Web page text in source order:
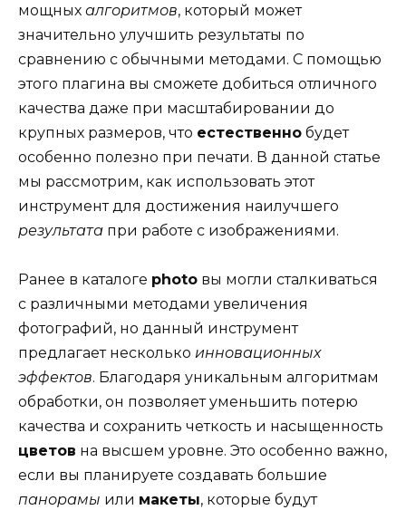
мощных алгоритмов, который может
значительно улучшить результаты по
сравнению с обычными методами. С помощью
этого плагина вы сможете добиться отличного
качества даже при масштабировании до
крупных размеров, что естественно будет
особенно полезно при печати. В данной статье
мы рассмотрим, как использовать этот
инструмент для достижения наилучшего
результата при работе с изображениями.
Ранее в каталоге photo вы могли сталкиваться
с различными методами увеличения
фотографий, но данный инструмент
предлагает несколько инновационных
эффектов. Благодаря уникальным алгоритмам
обработки, он позволяет уменьшить потерю
качества и сохранить четкость и насыщенность
цветов на высшем уровне. Это особенно важно,
если вы планируете создавать большие
панорамы или макеты, которые будут